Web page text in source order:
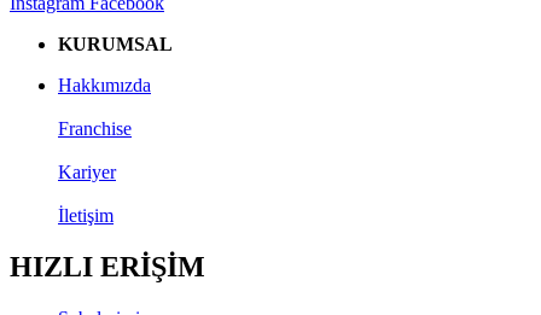
KURUMSAL
Hakkımızda
Franchise
Kariyer
İletişim
HIZLI ERİŞİM